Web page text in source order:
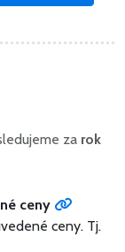
za rok
ceny
ceny. Tj.